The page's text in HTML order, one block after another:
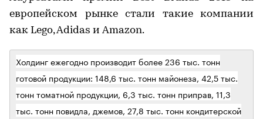
европейском рынке стали такие компании
как Lego, Adidas и Amazon.
Холдинг ежегодно производит более 236 тыс. тонн
готовой продукции: 148,6 тыс. тонн майонеза, 42,5 тыс.
тонн томатной продукции, 6,3 тыс. тонн приправ, 11,3
тыс. тонн повидла, джемов, 27,8 тыс. тонн кондитерской